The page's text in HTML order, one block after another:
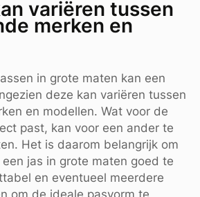
variëren tussen
merken en
in grote maten kan een
deze kan variëren tussen
en modellen. Wat voor de
past, kan voor een ander te
Het is daarom belangrijk om
jas in grote maten goed te
en eventueel meerdere
om de ideale pasvorm te